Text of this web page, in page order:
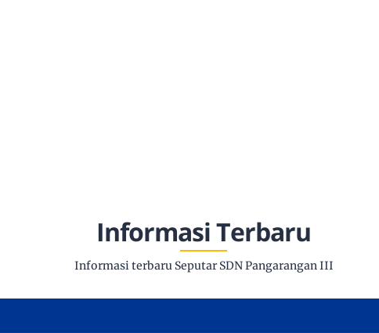
Informasi Terbaru
Informasi terbaru Seputar SDN Pangarangan III